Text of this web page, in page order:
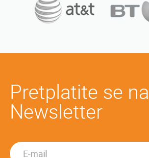
Pretplatite se na
Newsletter